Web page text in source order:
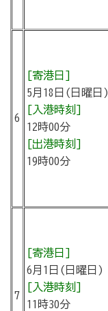
6
[寄港日]
5月18日(日曜日)
[入港時刻]
12時00分
[出港時刻]
19時00分
7
[寄港日]
6月1日(日曜日)
[入港時刻]
11時30分